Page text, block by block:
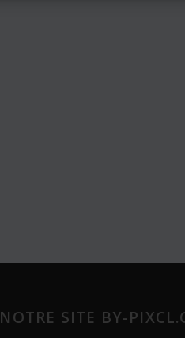
NOTRE SITE BY-